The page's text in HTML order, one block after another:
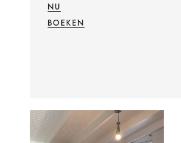
NU
BOEKEN